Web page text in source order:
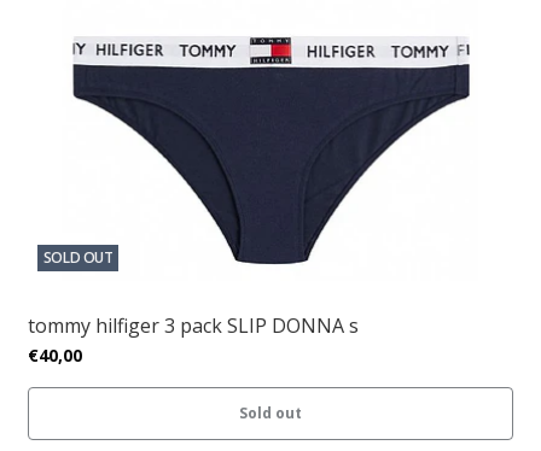
SOLD OUT
tommy hilfiger 3 pack SLIP DONNA s
€40,00
Sold out